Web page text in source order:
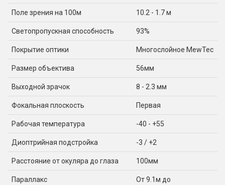
Поле зрения на 100м 10.2 - 1.7 м
Светопропускная способность 93%
Покрытие оптики Многослойное MewTec
Размер объектива 56мм
Выходной зрачок 8 - 2.3 мм
Фокальная плоскость Первая
Рабочая температура -40 - +55
Диоптрийная подстройка -3 / +2
Расстояние от окуляра до глаза 100мм
Параллакс
От 9.1м до